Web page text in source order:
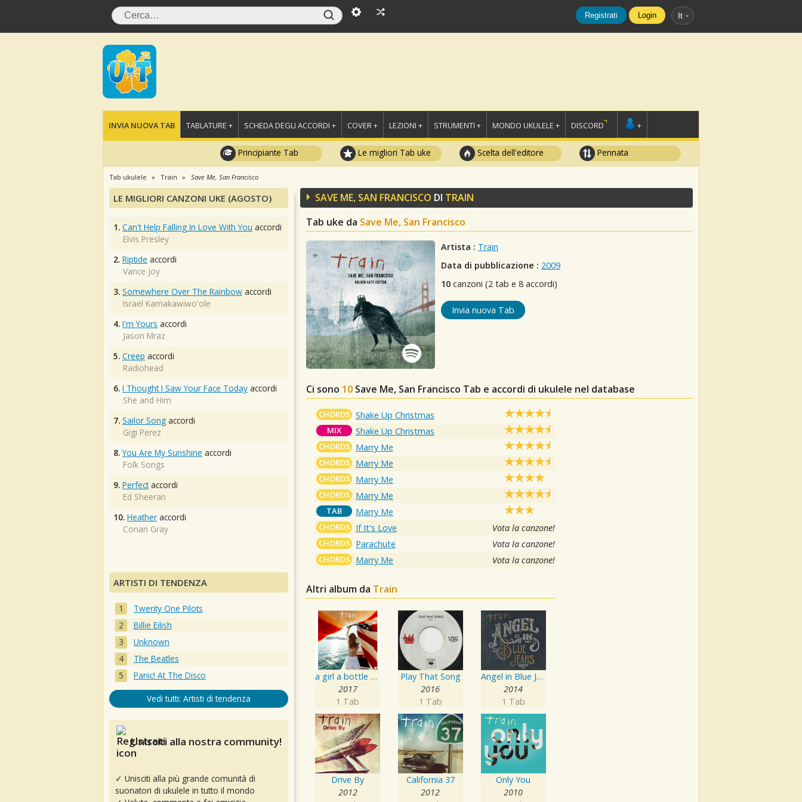
Registrati Login It
INVIA NUOVA TAB TABLATURE + SCHEDA DEGLI ACCORDI + COVER + LEZIONI + STRUMENTI + MONDO UKULELE + DISCORD +
Principiante Tab Le migliori Tab uke Scelta dell'editore Pennata
Tab ukulele Train Save Me, San Francisco
SAVE ME, SAN FRANCISCO DI TRAIN
Tab uke da Save Me, San Francisco
Artista : Train
Data di pubblicazione : 2009
10 canzoni (2 tab e 8 accordi)
Invia nuova Tab
Ci sono 10 Save Me, San Francisco Tab e accordi di ukulele nel database
CHORDS Shake Up Christmas
MIX Shake Up Christmas
CHORDS Marry Me
CHORDS Marry Me
CHORDS Marry Me
CHORDS Marry Me
TAB Marry Me
CHORDS If It's Love Vota la canzone!
CHORDS Parachute Vota la canzone!
CHORDS Marry Me Vota la canzone!
Altri album da Train
a girl a bottle a boat
2017
1 Tab
Play That Song
2016
1 Tab
Angel in Blue Jeans
2014
1 Tab
Drive By
2012
California 37
2012
Only You
2010
LE MIGLIORI CANZONI UKE (AGOSTO)
1. Can't Help Falling In Love With You accordi
Elvis Presley
2. Riptide accordi
Vance Joy
3. Somewhere Over The Rainbow accordi
Israel Kamakawiwo'ole
4. I'm Yours accordi
Jason Mraz
5. Creep accordi
Radiohead
6. I Thought I Saw Your Face Today accordi
She and Him
7. Sailor Song accordi
Gigi Perez
8. You Are My Sunshine accordi
Folk Songs
9. Perfectaccordi
Ed Sheeran
10. Heather accordi
Conan Gray
ARTISTI DI TENDENZA
Twenty One Pilots
Billie Eilish
Unknown
The Beatles
Panic! At The Disco
Vedi tutti: Artisti di tendenza
Unisciti alla nostra community!
✓ Unisciti alla più grande comunità di
suonatori di ukulele in tutto il mondo